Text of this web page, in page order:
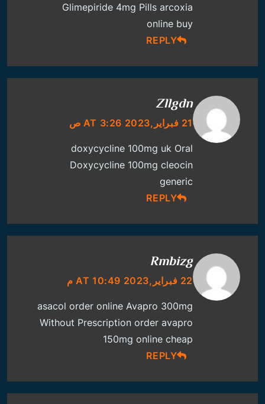
Glimepiride 4mg Pills arcoxia
online buy
REPLY
Zllgdn
21 فبراير,2023 AT 3:26 ص
doxycycline 100mg uk Oral
Doxycycline 100mg cleocin
generic
REPLY
Rmbizg
22 فبراير,2023 AT 10:49 م
asacol order online Avapro 300mg
Without Prescription order avapro
150mg online cheap
REPLY